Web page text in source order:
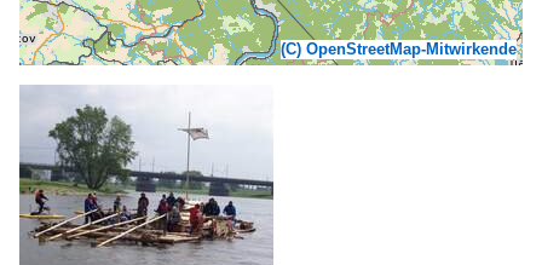
(C) OpenStreetMap-Mitwirkende